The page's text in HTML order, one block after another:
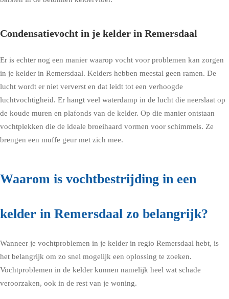
Condensatievocht in je kelder in Remersdaal
Er is echter nog een manier waarop vocht voor problemen kan zorgen
in je kelder in Remersdaal. Kelders hebben meestal geen ramen. De
lucht wordt er niet ververst en dat leidt tot een verhoogde
luchtvochtigheid. Er hangt veel waterdamp in de lucht die neerslaat op
de koude muren en plafonds van de kelder. Op die manier ontstaan
vochtplekken die de ideale broeihaard vormen voor schimmels. Ze
brengen een muffe geur met zich mee.
Waarom is vochtbestrijding in een
kelder in Remersdaal zo belangrijk?
Wanneer je vochtproblemen in je kelder in regio Remersdaal hebt, is
het belangrijk om zo snel mogelijk een oplossing te zoeken.
Vochtproblemen in de kelder kunnen namelijk heel wat schade
veroorzaken, ook in de rest van je woning.